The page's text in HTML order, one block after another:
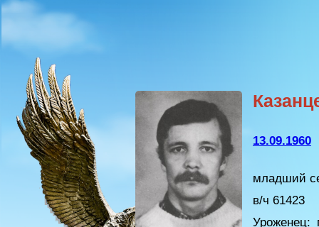
13.09.1960
младший
в/ч 61423
Уроженец: